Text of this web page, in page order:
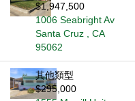
$1,947,500
1006 Seabright Av
Santa Cruz , CA
95062
其他類型
$295,000